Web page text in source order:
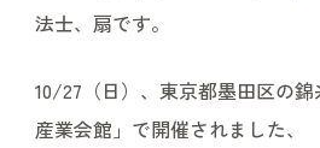
法士、扇です。
10/27（日）、東京都墨田区の
産業会館」で開催されました、